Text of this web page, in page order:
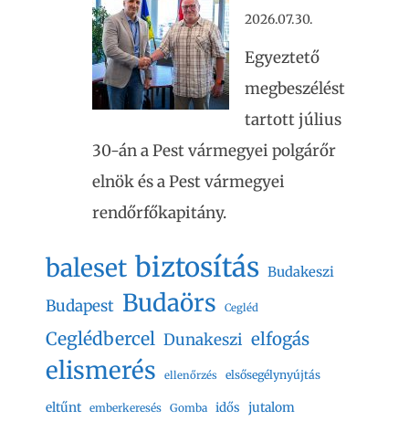
2026.07.30.
Egyeztető
megbeszélést
tartott július
30-án a Pest vármegyei polgárőr
elnök és a Pest vármegyei
rendőrfőkapitány.
baleset biztosítás Budakeszi
Budapest Budaörs Cegléd
Ceglédbercel Dunakeszi elfogás
elismerés ellenőrzés elsősegélynyújtás
eltűnt emberkeresés Gomba idős jutalom